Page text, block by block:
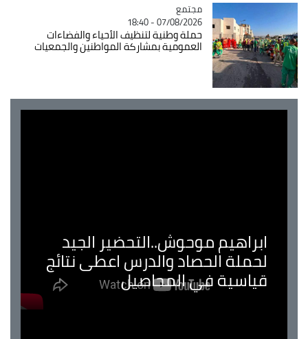
Catégorie
مجتمع
07/08/2026 - 18:40
حملة وطنية لتنظيف الأحياء والفضاءات
العمومية بمشاركة المواطنين والجمعيات
ابراهيم موحوش..التحضير الجيد
لحملة الحصاد والدرس اعطى نتائج
قياسية في المحاصيل